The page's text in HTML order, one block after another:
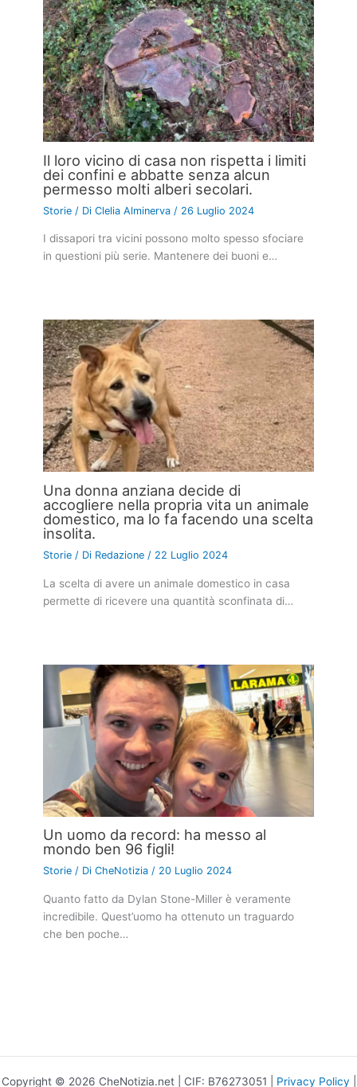
Il loro vicino di casa non rispetta i limiti
dei confini e abbatte senza alcun
permesso molti alberi secolari.
Storie / DiClelia Alminerva / 26 Luglio 2024
I dissapori tra vicini possono molto spesso sfociare
in questioni più serie. Mantenere dei buoni e…
Una donna anziana decide di
accogliere nella propria vita un animale
domestico, ma lo fa facendo una scelta
insolita.
Storie / Di Redazione/ 22 Luglio 2024
La scelta di avere un animale domestico in casa
permette di ricevere una quantità sconfinata di…
Un uomo da record: ha messo al
mondo ben 96 figli!
Storie / DiCheNotizia/ 20 Luglio 2024
Quanto fatto da Dylan Stone-Miller è veramente
incredibile. Quest’uomo ha ottenuto un traguardo
che ben poche…
Copyright © 2026 CheNotizia.net | CIF: B76273051 | Privacy Policy